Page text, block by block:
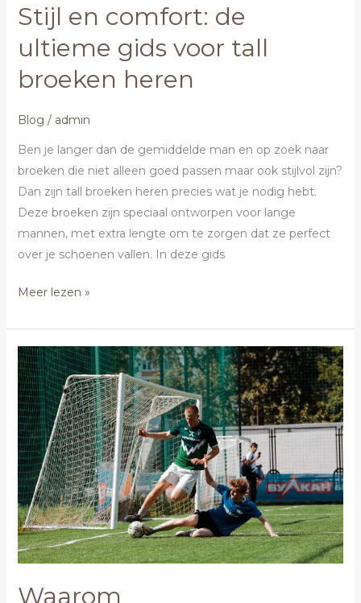
Stijl en comfort: de
ultieme gids voor tall
broeken heren
Blog / admin
Ben je langer dan de gemiddelde man en op zoek naar
broeken die niet alleen goed passen maar ook stijlvol zijn?
Dan zijn tall broeken heren precies wat je nodig hebt.
Deze broeken zijn speciaal ontworpen voor lange
mannen, met extra lengte om te zorgen dat ze perfect
over je schoenen vallen. In deze gids
Meer lezen »
Waarom
Waarom
scheenbeschermers
onmisbaar
zijn
op
het
voetbalveld